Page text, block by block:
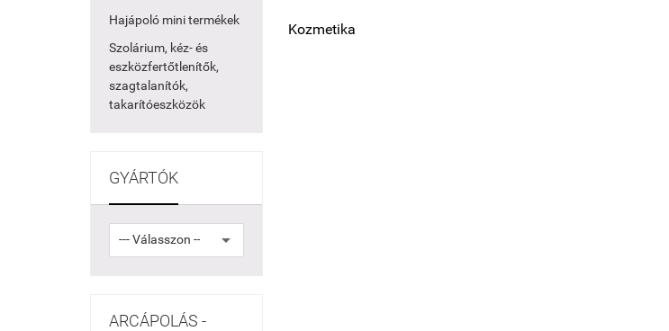
Hajápoló mini termékek
Szolárium, kéz- és
eszközfertőtlenítők,
szagtalanítók,
takarítóeszközök
GYÁRTÓK
ARCÁPOLÁS -
Kozmetika